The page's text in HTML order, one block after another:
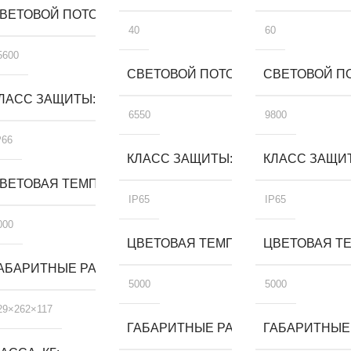
К
ММ
ПОТОК, ЛМ
ЗАЩИТЫ
ТЕМПЕРАТУРА, К
РАЗМЕРЫ, ММ
40
СВЕТОВОЙ ПОТОК, ЛМ
6550
КЛАСС ЗАЩИТЫ
IP65
ЦВЕТОВАЯ ТЕМПЕРАТУРА, К
5000
ГАБАРИТНЫЕ РАЗМЕРЫ, ММ
60
СВЕТОВОЙ
9800
КЛАСС
IP65
ЦВЕТОВАЯ
5000